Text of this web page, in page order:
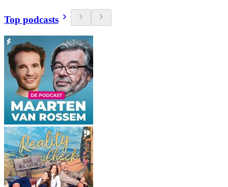
Top podcasts